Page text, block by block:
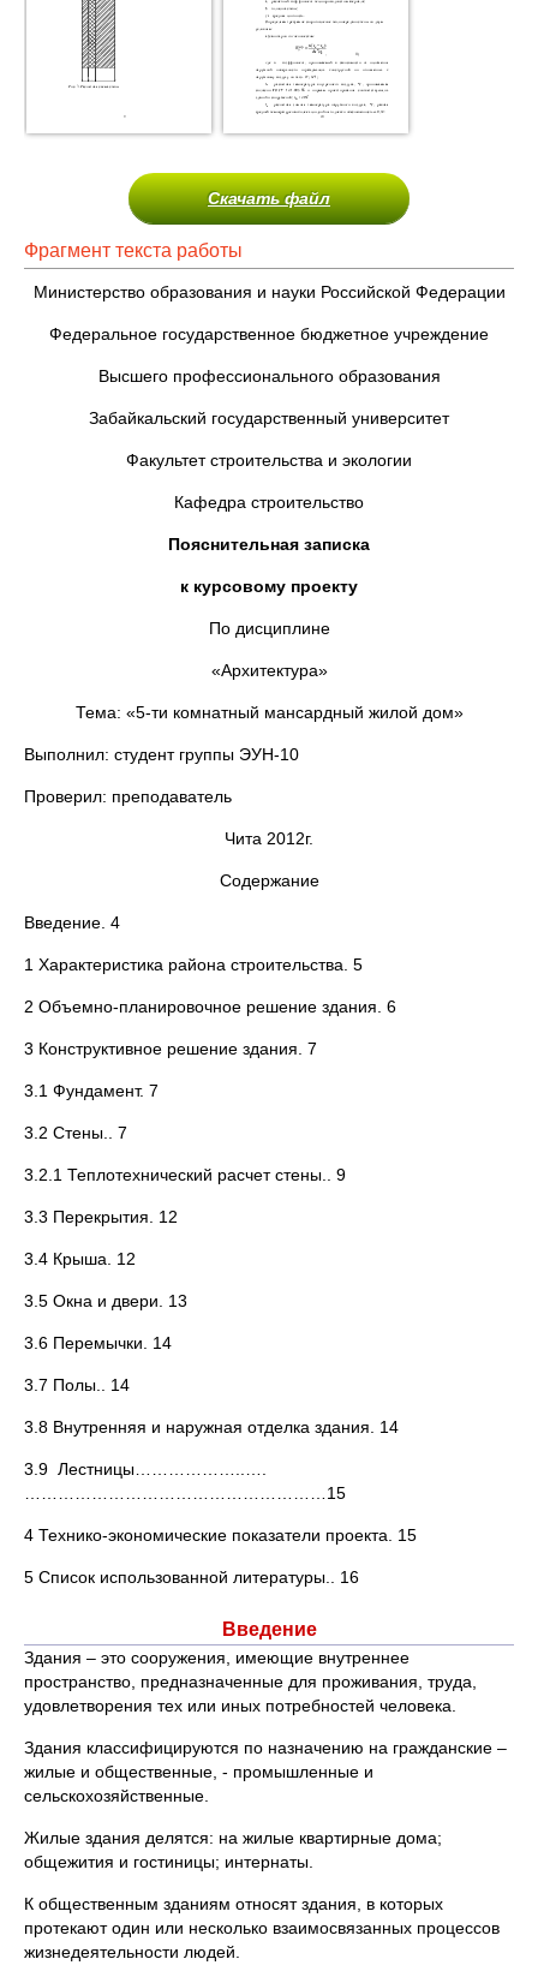
Скачать файл
Фрагмент текста работы
Министерство образования и науки Российской Федерации
Федеральное государственное бюджетное учреждение
Высшего профессионального образования
Забайкальский государственный университет
Факультет строительства и экологии
Кафедра строительство
Пояснительная записка
к курсовому проекту
По дисциплине
«Архитектура»
Тема: «5-ти комнатный мансардный жилой дом»
Выполнил: студент группы ЭУН-10
Проверил: преподаватель
Чита 2012г.
Содержание
Введение. 4
1 Характеристика района строительства. 5
2 Объемно-планировочное решение здания. 6
3 Конструктивное решение здания. 7
3.1 Фундамент. 7
3.2 Стены.. 7
3.2.1 Теплотехнический расчет стены.. 9
3.3 Перекрытия. 12
3.4 Крыша. 12
3.5 Окна и двери. 13
3.6 Перемычки. 14
3.7 Полы.. 14
3.8 Внутренняя и наружная отделка здания. 14
3.9 Лестницы………………..….
………………………………………………15
4 Технико-экономические показатели проекта. 15
5 Список использованной литературы.. 16
Введение
Здания – это сооружения, имеющие внутреннее
пространство, предназначенные для проживания, труда,
удовлетворения тех или иных потребностей человека.
Здания классифицируются по назначению на гражданские –
жилые и общественные, - промышленные и
сельскохозяйственные.
Жилые здания делятся: на жилые квартирные дома;
общежития и гостиницы; интернаты.
К общественным зданиям относят здания, в которых
протекают один или несколько взаимосвязанных процессов
жизнедеятельности людей.